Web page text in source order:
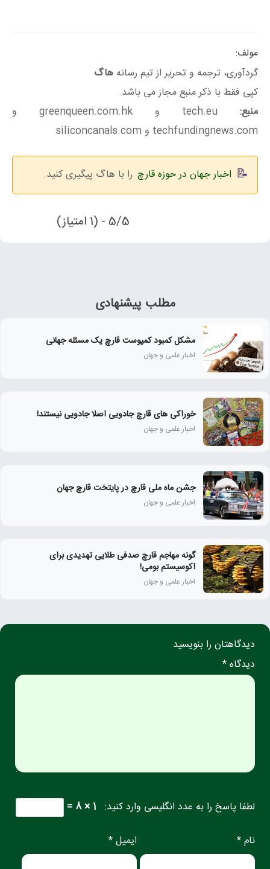
مولف:
گردآوری، ترجمه و تحریر از تیم رسانه هاگ
کپی فقط با ذکر منبع مجاز می باشد.
منبع:
tech.eu و greenqueen.com.hk و
techfundingnews.com و siliconcanals.com
اخبار جهان در حوزه قارچ را با هاگ پیگیری کنید.
5/5 - (1 امتیاز)
مطلب پیشنهادی
مشکل کمبود کمپوست قارچ یک مسئله جهانی
اخبار علمی و جهان
خوراکی های قارچ جادویی اصلا جادویی نیستند!
اخبار علمی و جهان
جشن ماه ملی قارچ در پایتخت قارچ جهان
اخبار علمی و جهان
گونه مهاجم قارچ صدفی طلایی تهدیدی برای
اکوسیستم بومی!
اخبار علمی و جهان
دیدگاهتان را بنویسید
دیدگاه *
لطفا پاسخ را به عدد انگلیسی وارد کنید: 1 × 8 =
نام * ایمیل *